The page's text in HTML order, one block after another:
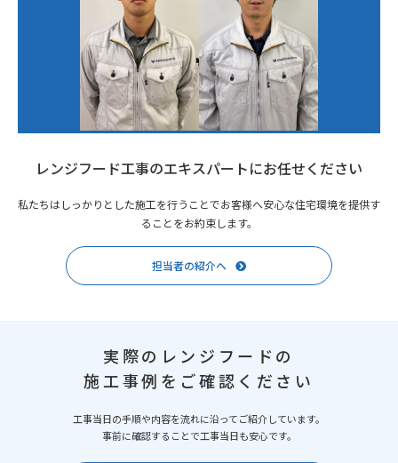
レンジフード工事のエキスパートにお任せください
私たちはしっかりとした施工を行うことでお客様へ安心な住宅環境を提供す
ることをお約束します。
担当者の紹介へ
実際のレンジフードの
施工事例をご確認ください
工事当日の手順や内容を流れに沿ってご紹介しています。
事前に確認することで工事当日も安心です。